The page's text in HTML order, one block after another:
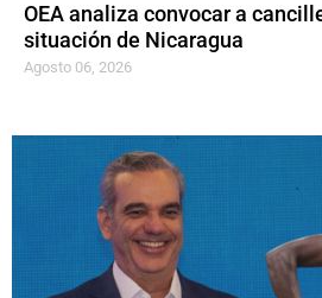
OEA analiza convocar a
situación de Nicaragua
Agosto 06, 2026